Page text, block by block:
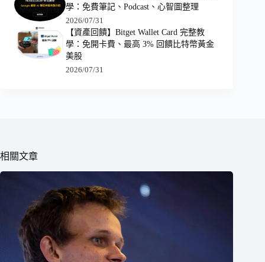
學：免費筆記、Podcast、心智圖整理
2026/07/31
【資產回饋】Bitget Wallet Card 完整教
學：免開卡費、最高 3% 回饋比特幣黃金
美股
2026/07/31
相關文章